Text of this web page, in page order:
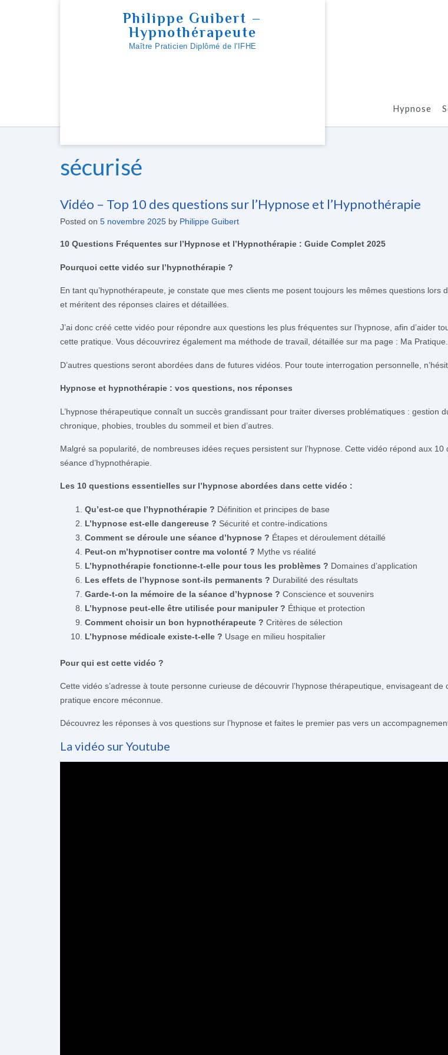
Philippe Guibert –
Hypnothérapeute
Maître Praticien Diplômé de l'IFHE
Hypnose
sécurisé
Vidéo – Top 10 des questions sur l’Hypnose et l’Hypnothérapie
Posted on 5 novembre 2025 by Philippe Guibert
10 Questions Fréquentes sur l’Hypnose et l’Hypnothérapie : Guide Complet 2025
Pourquoi cette vidéo sur l’hypnothérapie ?
En tant qu’hypnothérapeute, je constate que mes clients me posent toujours les mêmes questions
et méritent des réponses claires et détaillées.
J’ai donc créé cette vidéo pour répondre aux questions les plus fréquentes sur l’hypnose, afin
cette pratique. Vous découvrirez également ma méthode de travail, détaillée sur ma page : Ma Pratique.
D’autres questions seront abordées dans de futures vidéos. Pour toute interrogation personnelle,
Hypnose et hypnothérapie : vos questions, nos réponses
L’hypnose thérapeutique connaît un succès grandissant pour traiter diverses problématiques : gestion
chronique, phobies, troubles du sommeil et bien d’autres.
Malgré sa popularité, de nombreuses idées reçues persistent sur l’hypnose. Cette vidéo répond aux
séance d’hypnothérapie.
Les 10 questions essentielles sur l’hypnose abordées dans cette vidéo :
Qu’est-ce que l’hypnothérapie ? Définition et principes de base
L’hypnose est-elle dangereuse ? Sécurité et contre-indications
Comment se déroule une séance d’hypnose ? Étapes et déroulement détaillé
Peut-on m’hypnotiser contre ma volonté ? Mythe vs réalité
L’hypnothérapie fonctionne-t-elle pour tous les problèmes ? Domaines d’application
Les effets de l’hypnose sont-ils permanents ? Durabilité des résultats
Garde-t-on la mémoire de la séance d’hypnose ? Conscience et souvenirs
L’hypnose peut-elle être utilisée pour manipuler ? Éthique et protection
Comment choisir un bon hypnothérapeute ? Critères de sélection
L’hypnose médicale existe-t-elle ? Usage en milieu hospitalier
Pour qui est cette vidéo ?
Cette vidéo s’adresse à toute personne curieuse de découvrir l’hypnose thérapeutique, envisageant
pratique encore méconnue.
Découvrez les réponses à vos questions sur l’hypnose et faites le premier pas vers un
La vidéo sur Youtube